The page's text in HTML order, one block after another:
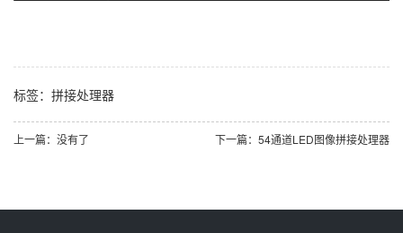
标签： 拼接处理器
上一篇：没有了 下一篇：54通道LED图像拼接处理器